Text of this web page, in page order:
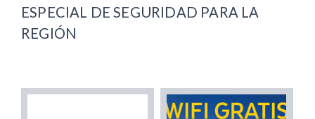
ESPECIAL DE SEGURIDAD PARA LA
REGIÓN